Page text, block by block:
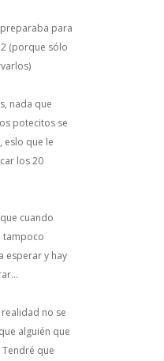
para
(porque sólo
nada que
potecitos se
eslo que le
los 20
cuando
tampoco
esperar y hay
no se
alguién que
que